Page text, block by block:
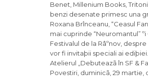
Benet, Millenium Books,
benzi desenate primesc una
Roxana Brînceanu, “Ceasul
mai cuprinde “Neuromantul”
Festivalul de la Râºnov,
vor fi invitaþii speciali ai
Atelierul „Debuteazã în SF &
Povestiri, duminicã, 29 martie,